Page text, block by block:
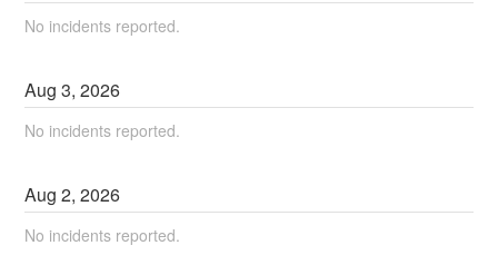
No incidents reported.
Aug3,2026
No incidents reported.
Aug2,2026
No incidents reported.